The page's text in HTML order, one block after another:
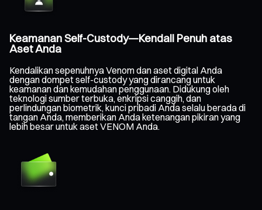
Keamanan Self-Custody—Kendali Penuh atas
Aset Anda
Kendalikan sepenuhnya Venom dan aset digital Anda
dengan dompet self-custody yang dirancang untuk
keamanan dan kemudahan penggunaan. Didukung oleh
teknologi sumber terbuka, enkripsi canggih, dan
perlindungan biometrik, kunci pribadi Anda selalu berada di
tangan Anda, memberikan Anda ketenangan pikiran yang
lebih besar untuk aset VENOM Anda.